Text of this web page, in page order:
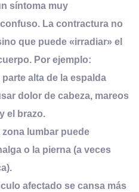
síntoma muy
La contractura no
que puede «irradiar» el
Por ejemplo:
alta de la espalda
dolor de cabeza, mareos
el brazo.
lumbar puede
o la pierna(a veces
afectado se cansa más